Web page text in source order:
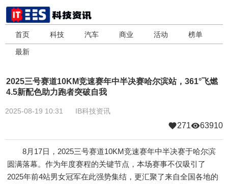
首页 科技 汽车 商业 活动 榜单
最新
2025三号赛道10KM竞速赛年中半决赛哈尔滨站，361°飞燃
4.5新配色助力跑者突破自我
2025-08-19 10:31 IB科技资讯
271 63910
8月17日，2025三号赛道10KM竞速赛年中半决赛于哈尔滨
圆满落幕。作为年度赛程的关键节点，本场赛事不仅吸引了
2025年前4站男女冠军在此强势集结，更汇聚了来自全国各地的